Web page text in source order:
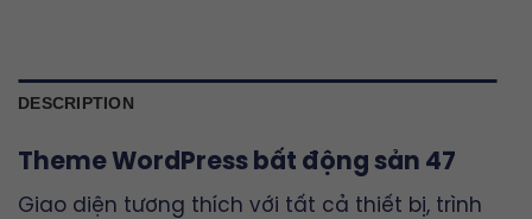
DESCRIPTION
Theme WordPress bất động sản 47
Giao diện tương thích với tất cả thiết bị, trình